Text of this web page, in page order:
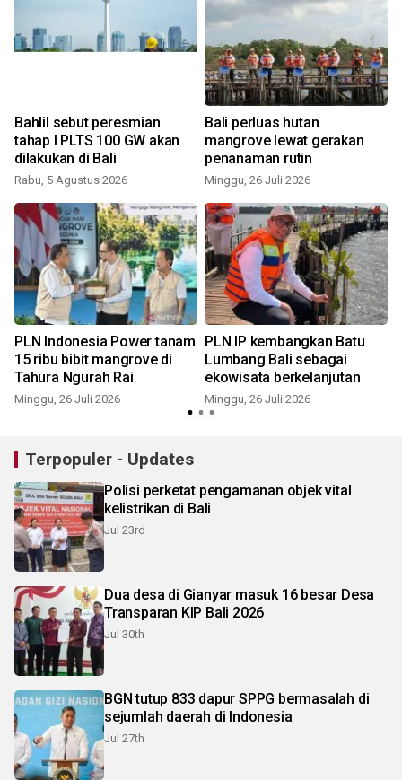
Bahlil sebut peresmian
tahap I PLTS 100 GW akan
dilakukan di Bali
Rabu, 5 Agustus 2026
Bali perluas hutan
mangrove lewat gerakan
penanaman rutin
Minggu, 26 Juli 2026
PLN Indonesia Power tanam
15 ribu bibit mangrove di
Tahura Ngurah Rai
Minggu, 26 Juli 2026
PLN IP kembangkan Batu
Lumbang Bali sebagai
ekowisata berkelanjutan
Minggu, 26 Juli 2026
Terpopuler - Updates
Polisi perketat pengamanan objek vital
kelistrikan di Bali
Jul 23rd
Dua desa di Gianyar masuk 16 besar Desa
Transparan KIP Bali 2026
Jul 30th
BGN tutup 833 dapur SPPG bermasalah di
sejumlah daerah di Indonesia
Jul 27th